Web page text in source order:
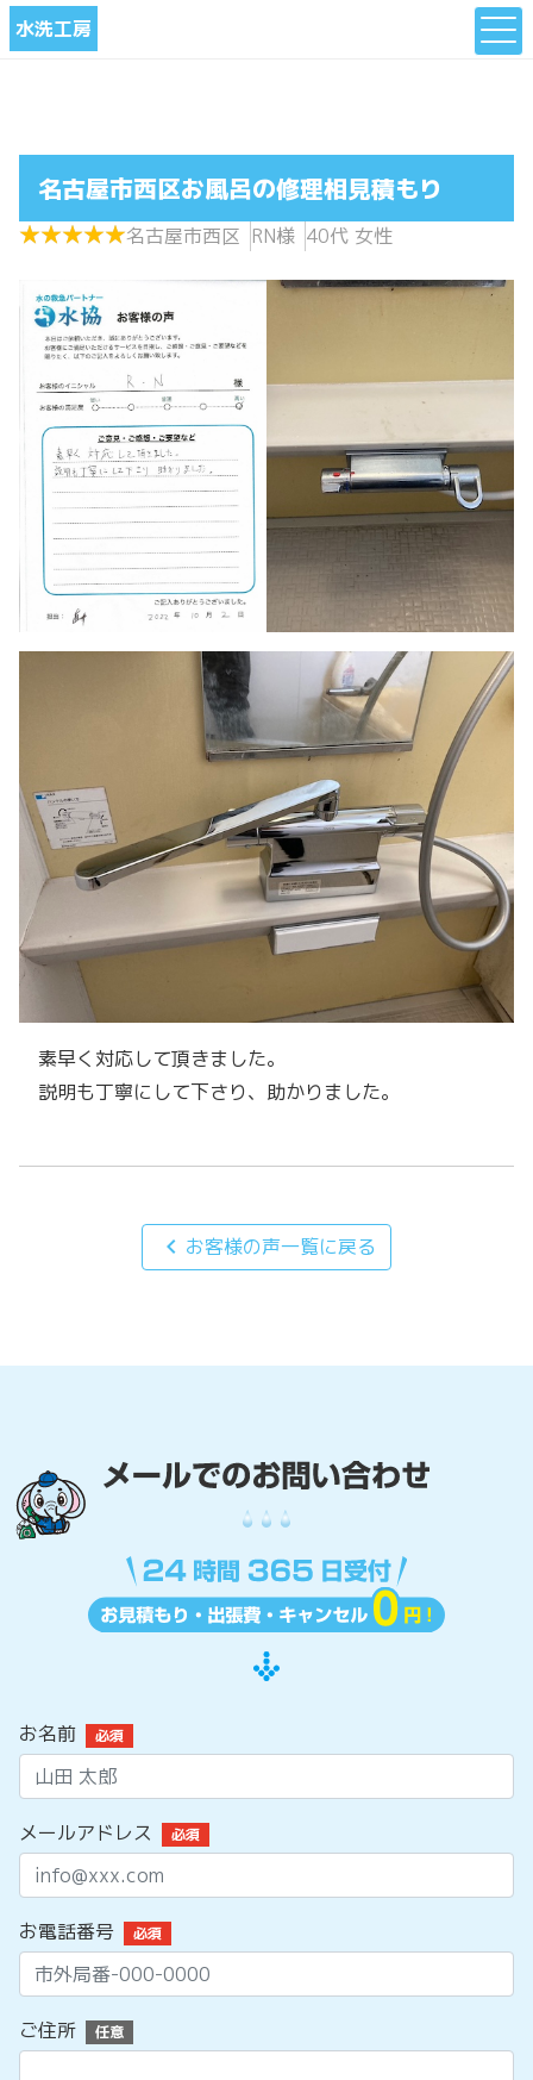
水洗工房
名古屋市西区お風呂の修理相見積もり
★★★★★
★★★★★名古屋市西区 RN様 40代 女性
素早く対応して頂きました。
説明も丁寧にして下さり、助かりました。
chevron_left お客様の声一覧に戻る
お名前 必須
メールアドレス 必須
お電話番号 必須
ご住所 任意